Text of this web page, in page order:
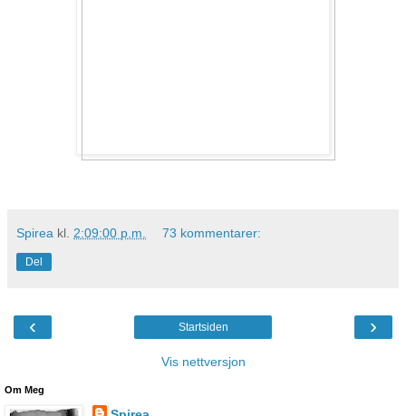
Spirea kl. 2:09:00 p.m. 73 kommentarer:
Del
‹ ›
Startsiden
Vis nettversjon
Om Meg